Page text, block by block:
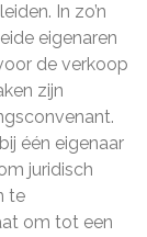
In zo’n
eigenaren
de verkoop
zijn
één eigenaar
juridisch
te
om tot een